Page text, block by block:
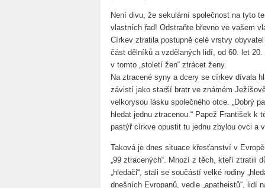
Není divu, že sekulární společnost na tyto
vlastních řad! Odstraňte břevno ve vašem
Církev ztratila postupně celé vrstvy
část dělníků a vzdělaných lidí, od 60. let
v tomto „století žen“ ztrácet ženy.
Na ztracené syny a dcery se církev dívala
závistí jako starší bratr ve známém
velkorysou lásku společného otce. „Dobrý
hledat jednu ztracenou.“ Papež František
pastýř církve opustit tu jednu zbylou ovci a
Taková je dnes situace křesťanství v
„99 ztracených“. Mnozí z těch, kteří ztratili
„hledači“, stali se součástí velké rodiny
dnešních Evropanů, vedle „apatheistů“, lidí